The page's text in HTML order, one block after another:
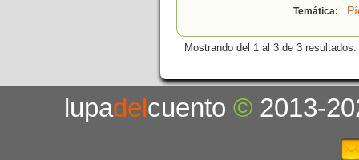
Temática:
Mostrando del 1 al 3 de 3 resultados.
lupadelcuento© 2013-